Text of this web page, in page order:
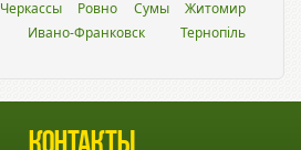
Черкассы Ровно Сумы
Житомир
Ивано-Франковск
Тернопіль